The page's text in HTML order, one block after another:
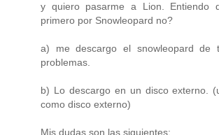
y quiero pasarme a Lion. Entiendo
primero por Snowleopard no?
a) me descargo el snowleopard de
problemas.
b) Lo descargo en un disco externo.
como disco externo)
Mis dudas son las siguientes: